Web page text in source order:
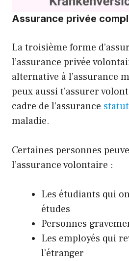
Assurance privée
La troisième forme
l’assurance privée
alternative à l’assurance
peux aussi t’assurer
cadre de l’assurance
maladie.
Certaines personnes
l’assurance volontaire :
Les étudiants qui
études
Personnes
Les employés qui
l’étranger